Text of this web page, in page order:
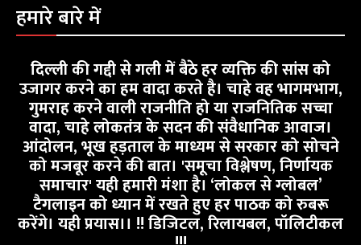
हमारे बारे में
दिल्ली की गद्दी से गली में बैठे हर व्यक्ति की सांस को
उजागर करने का हम वादा करते है। चाहे वह भागमभाग,
गुमराह करने वाली राजनीति हो या राजनितिक सच्चा
वादा, चाहे लोकतंत्र के सदन की संवैधानिक आवाज।
आंदोलन, भूख हड़ताल के माध्यम से सरकार को सोचने
को मजबूर करने की बात। 'समूचा विश्लेषण, निर्णायक
समाचार' यही हमारी मंशा है। ‘लोकल से ग्लोबल’
टैगलाइन को ध्यान में रखते हुए हर पाठक को रुबरू
करेंगे। यही प्रयास।। !! डिजिटल, रिलायबल, पॉलिटीकल